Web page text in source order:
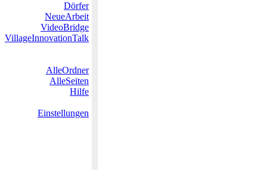
Dörfer
NeueArbeit
VideoBridge
VillageInnovationTalk
AlleOrdner
AlleSeiten
Hilfe
Einstellungen